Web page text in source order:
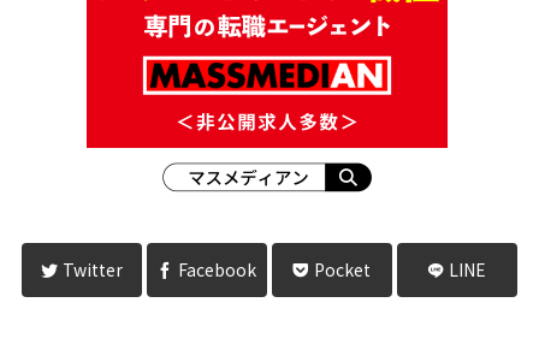
Twitter Facebook Pocket LINE